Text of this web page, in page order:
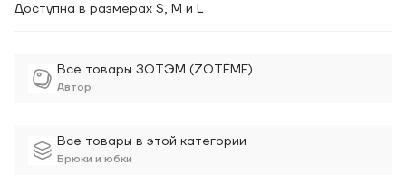
Все товары ЗОТЭМ (ZOTĒME)
Автор
Все товары в этой категории
Брюки и юбки
Доступна в размерах S, M и L